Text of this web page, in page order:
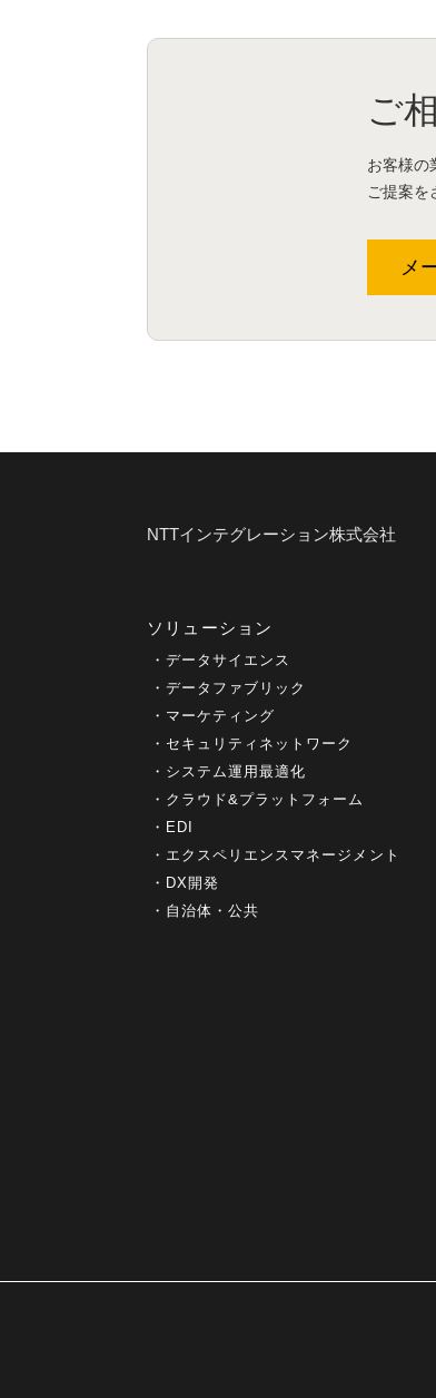
ご
お客様の
ご提案を
メ
NTTインテグレーション株式会社
ソリューション
データサイエンス
データファブリック
マーケティング
セキュリティネットワーク
システム運用最適化
クラウド&プラットフォーム
EDI
エクスペリエンスマネージメント
DX開発
自治体・公共